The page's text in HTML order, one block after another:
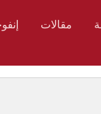
مقالات